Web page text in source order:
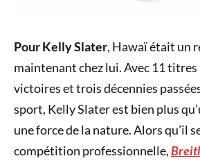
Pour Kelly Slater, Hawaï était un
maintenant chez lui. Avec 11
victoires et trois décennies
sport, Kelly Slater est bien plus
une force de la nature. Alors qu’il
compétition professionnelle,